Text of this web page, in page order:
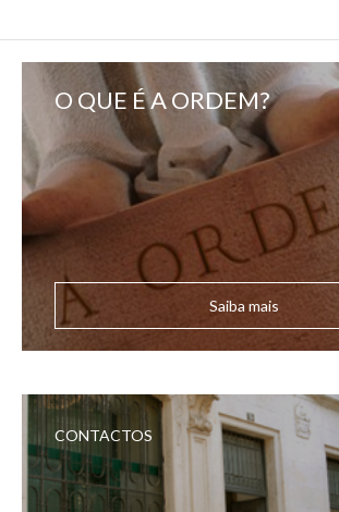
O QUE É A ORDEM?
Saiba mais
CONTACTOS